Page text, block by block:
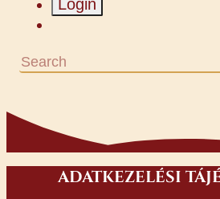
Login
ADATKEZELÉSI